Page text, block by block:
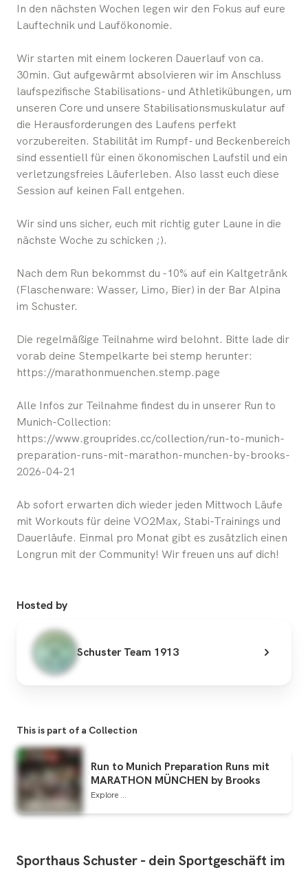
In den nächsten Wochen legen wir den Fokus auf eure
Lauftechnik und Laufökonomie.
Wir starten mit einem lockeren Dauerlauf von ca.
30min. Gut aufgewärmt absolvieren wir im Anschluss
laufspezifische Stabilisations- und Athletikübungen, um
unseren Core und unsere Stabilisationsmuskulatur auf
die Herausforderungen des Laufens perfekt
vorzubereiten. Stabilität im Rumpf- und Beckenbereich
sind essentiell für einen ökonomischen Laufstil und ein
verletzungsfreies Läuferleben. Also lasst euch diese
Session auf keinen Fall entgehen.
Wir sind uns sicher, euch mit richtig guter Laune in die
nächste Woche zu schicken ;).
Nach dem Run bekommst du -10% auf ein Kaltgetränk
(Flaschenware: Wasser, Limo, Bier) in der Bar Alpina
im Schuster.
Die regelmäßige Teilnahme wird belohnt. Bitte lade dir
vorab deine Stempelkarte bei stemp herunter:
https://marathonmuenchen.stemp.page
Alle Infos zur Teilnahme findest du in unserer Run to
Munich-Collection:
https://www.grouprides.cc/collection/run-to-munich-
preparation-runs-mit-marathon-munchen-by-brooks-
2026-04-21
Ab sofort erwarten dich wieder jeden Mittwoch Läufe
mit Workouts für deine VO2Max, Stabi-Trainings und
Dauerläufe. Einmal pro Monat gibt es zusätzlich einen
Longrun mit der Community! Wir freuen uns auf dich!
Hosted by
Schuster Team 1913
This is part of a Collection
Run to Munich Preparation Runs mit
MARATHON MÜNCHEN by Brooks
Explore ...
SporthausSchuster- dein Sportgeschäft im